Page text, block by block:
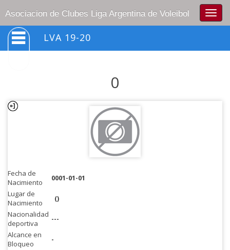
Asociacion de Clubes Liga Argentina de Voleibol
LVA 19-20
0
Fecha de
Nacimiento
0001-01-01
Lugar de
Nacimiento
()
Nacionalidad
deportiva
---
Alcance en
Bloqueo
-